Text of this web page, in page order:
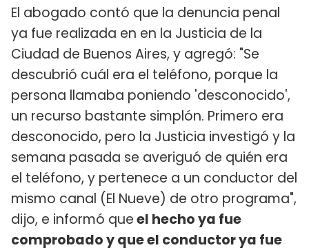
El abogado contó que la denuncia penal
ya fue realizada en en la Justicia de la
Ciudad de Buenos Aires, y agregó: "Se
descubrió cuál era el teléfono, porque la
persona llamaba poniendo 'desconocido',
un recurso bastante simplón. Primero era
desconocido, pero la Justicia investigó y la
semana pasada se averiguó de quién era
el teléfono, y pertenece a un conductor del
mismo canal (El Nueve) de otro programa",
dijo, e informó queel hecho ya fue
comprobado y que el conductor ya fue